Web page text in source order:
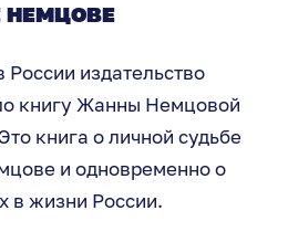
НЕМЦОВЕ
издательство
книгу Жанны Немцовой
книга о личной судьбе
и одновременно о
в жизни России.